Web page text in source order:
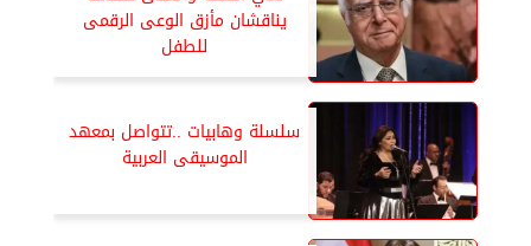
يناقشان مأزق الوعى الرقمى
للطفل
سلسلة وهابيات ..تتواصل بمعهد
الموسيقى العربية